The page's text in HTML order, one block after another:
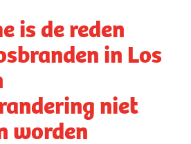
is de reden
in Los
niet
worden